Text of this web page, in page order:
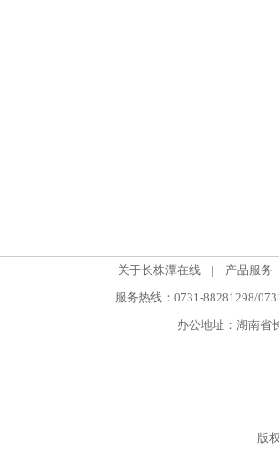
关于长株潭在线 | 产品服务
服务热线：0731-88281298/
办公地址：湖南省
版